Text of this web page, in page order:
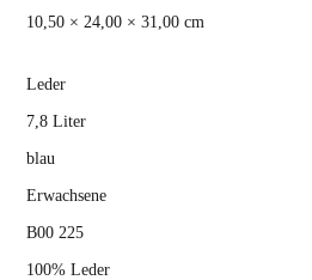
10,50 × 24,00 × 31,00 cm
Leder
7,8 Liter
blau
Erwachsene
B00 225
100% Leder